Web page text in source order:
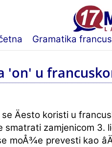
Gramatika
'on' u
Äesto koristi u
smatrati zamjenicom 3.
moÅ¾e prevesti kao